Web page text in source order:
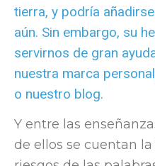
tierra, y podría
aún. Sin embargo, su
servirnos de gran
nuestra marca
o nuestro blog.
Y entre las
de ellos se cuentan